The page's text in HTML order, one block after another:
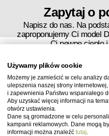
Zapytaj o
Napisz do nas. Na
zaproponujemy Ci model
Ci pewne ciepło
Twoja wiadomość
Imię
Używamy plików cookie
Możemy je zamieścić w celu analizy
ulepszenia naszej strony
i zapewnienia Państwu wspaniałego
Aby uzyskać więcej informacji na
otwórz ustawienia.
Dane są gromadzone w celu
kampanii reklamowych. Dane mogą
informacji można znaleźć tutaj